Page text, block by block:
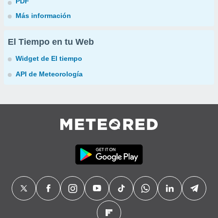
Más información
El Tiempo en tu Web
Widget de El tiempo
API de Meteorología